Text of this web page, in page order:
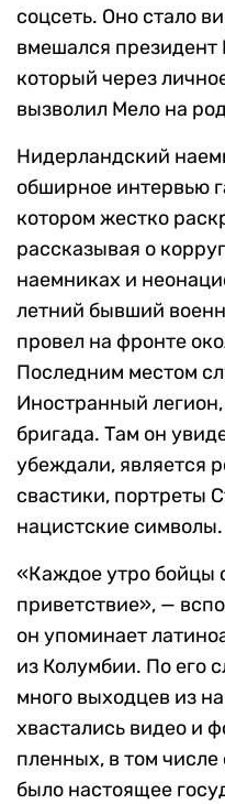
соцсеть. Оно стало
вмешался президент
который через
вызволил Мело на
Нидерландский
обширное интервью
котором жестко
рассказывая о
наемниках и
летний бывший
провел на фронте
Последним местом
Иностранный
бригада. Там он
убеждали, является
свастики, портреты
нацистские символы.
«Каждое утро бойцы
приветствие», —
он упоминает
из Колумбии. По его
много выходцев из
хвастались видео и
пленных, в том
было настоящее